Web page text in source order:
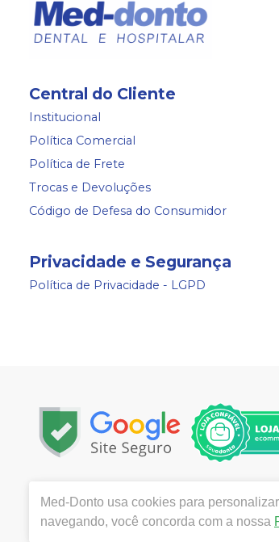
Central do Cliente
Institucional
Política Comercial
Política de Frete
Trocas e Devoluções
Código de Defesa do Consumidor
Privacidade e Segurança
Política de Privacidade - LGPD
Copyright © 2024 | Todos os direitos
Câmara 140, Bairro: Aldeota- Fortaleza /
Ticianne Ribeiro de Almeida Queiros
Med-Donto usa cookies para
navegando, você concorda com a nossa